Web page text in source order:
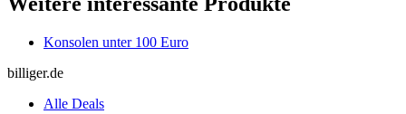
Konsolen unter 100 Euro
billiger.de
Alle Deals